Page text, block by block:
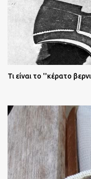
Τι είναι το ''κέρατο